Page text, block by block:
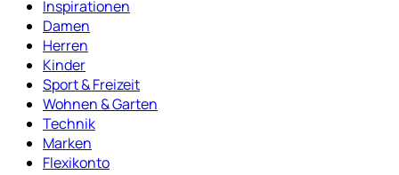
Inspirationen
Damen
Herren
Kinder
Sport & Freizeit
Wohnen & Garten
Technik
Marken
Flexikonto